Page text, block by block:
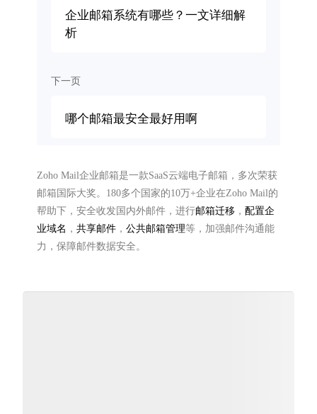
企业邮箱系统有哪些？一文详细解
析
下一页
哪个邮箱最安全最好用啊
Zoho Mail企业邮箱是一款SaaS云端电子邮箱，多次荣获
邮箱国际大奖。180多个国家的10万+企业在Zoho Mail的
帮助下，安全收发国内外邮件，进行邮箱迁移 ， 配置企
业域名 ， 共享邮件， 公共邮箱管理等，加强邮件沟通能
力，保障邮件数据安全。